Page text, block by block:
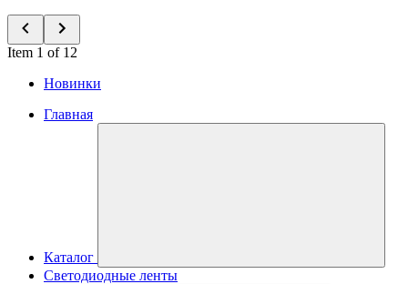
Item 1 of 12
Новинки
Главная
Каталог
Светодиодные ленты